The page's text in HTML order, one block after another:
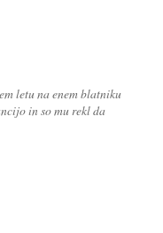
letu na enem blatniku
in so mu rekl da